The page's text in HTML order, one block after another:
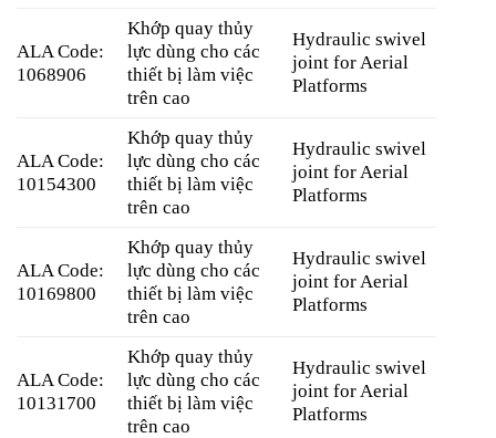
ALA Code:
1068906
Khớp quay thủy
lực dùng cho các
thiết bị làm việc
trên cao
Hydraulic swivel
joint for Aerial
Platforms
ALA Code:
10154300
Khớp quay thủy
lực dùng cho các
thiết bị làm việc
trên cao
Hydraulic swivel
joint for Aerial
Platforms
ALA Code:
10169800
Khớp quay thủy
lực dùng cho các
thiết bị làm việc
trên cao
Hydraulic swivel
joint for Aerial
Platforms
ALA Code:
10131700
Khớp quay thủy
lực dùng cho các
thiết bị làm việc
trên cao
Hydraulic swivel
joint for Aerial
Platforms